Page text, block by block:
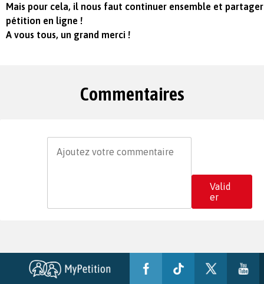
Mais pour cela, il nous faut continuer ensemble et
pétition en ligne !
A vous tous, un grand merci !
Commentaires
Valid
er